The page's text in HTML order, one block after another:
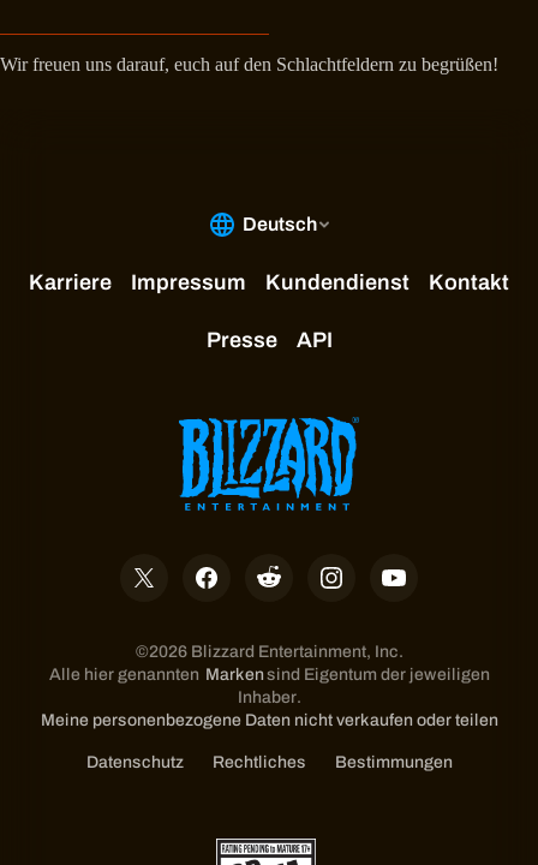
Wir freuen uns darauf, euch auf den Schlachtfeldern zu begrüßen!